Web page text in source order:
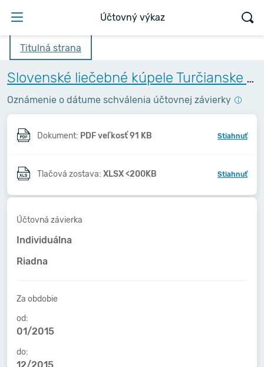
Účtovný výkaz
Titulná strana
Slovenské liečebné kúpele Turčianske Teplice,a.s.
Oznámenie o dátume schválenia účtovnej závierky
Dokument: PDF veľkosť 91 KB Stiahnuť
Tlačová zostava: XLSX <200KB Stiahnuť
Účtovná závierka
Individuálna
Riadna
Za obdobie
od:
01/2015
do: